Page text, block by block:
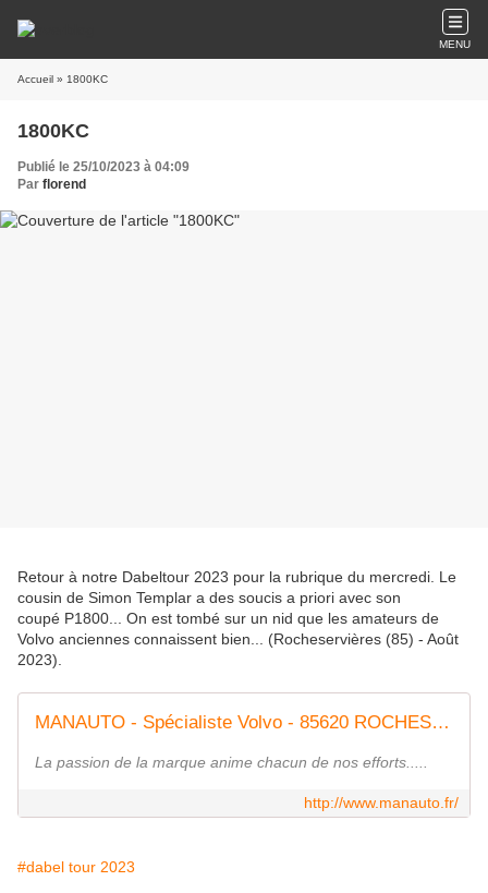
MENU
Accueil » 1800KC
1800KC
Publié le 25/10/2023 à 04:09
Par florend
Retour à notre Dabeltour 2023 pour la rubrique du mercredi. Le
cousin de Simon Templar a des soucis a priori avec son
coupé P1800... On est tombé sur un nid que les amateurs de
Volvo anciennes connaissent bien... (Rocheservières (85) - Août
2023).
MANAUTO - Spécialiste Volvo - 85620 ROCHESERVIERE - Accueil
La passion de la marque anime chacun de nos efforts.....
http://www.manauto.fr/
#dabel tour 2023